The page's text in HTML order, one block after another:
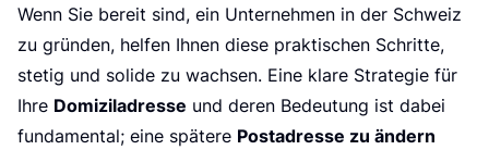
Wenn Sie bereit sind, ein Unternehmen in der Schweiz
zu gründen, helfen Ihnen diese praktischen Schritte,
stetig und solide zu wachsen. Eine klare Strategie für
Ihre Domiziladresse und deren Bedeutung ist dabei
fundamental; eine spätere Postadresse zu ändern